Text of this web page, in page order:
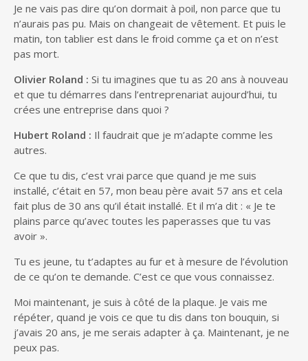
Je ne vais pas dire qu’on dormait à poil, non parce que tu
n’aurais pas pu. Mais on changeait de vêtement. Et puis le
matin, ton tablier est dans le froid comme ça et on n’est
pas mort.
Olivier Roland : Si tu imagines que tu as 20 ans à nouveau
et que tu démarres dans l’entreprenariat aujourd’hui, tu
crées une entreprise dans quoi ?
Hubert Roland : Il faudrait que je m’adapte comme les
autres.
Ce que tu dis, c’est vrai parce que quand je me suis
installé, c’était en 57, mon beau père avait 57 ans et cela
fait plus de 30 ans qu’il était installé. Et il m’a dit : « Je te
plains parce qu’avec toutes les paperasses que tu vas
avoir ».
Tu es jeune, tu t’adaptes au fur et à mesure de l’évolution
de ce qu’on te demande. C’est ce que vous connaissez.
Moi maintenant, je suis à côté de la plaque. Je vais me
répéter, quand je vois ce que tu dis dans ton bouquin, si
j’avais 20 ans, je me serais adapter à ça. Maintenant, je ne
peux pas.